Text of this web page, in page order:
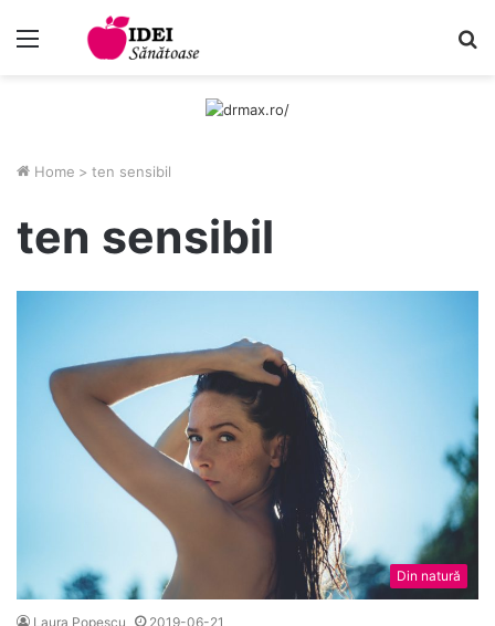
Home > ten sensibil
ten sensibil
Din natură
Laura Popescu 2019-06-21